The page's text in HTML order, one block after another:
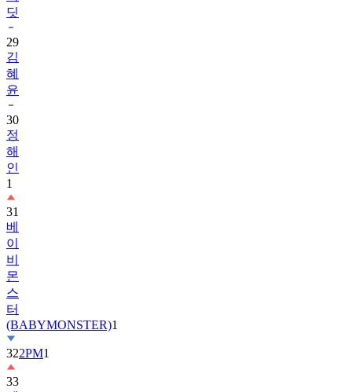
29
김
혜
윤
30
정
해
인
1
31
베
이
비
몬
스
터
(BABYMONSTER)
322PM1
33
엔
하